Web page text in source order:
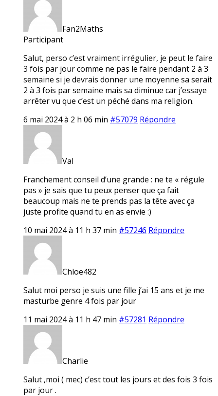
Fan2Maths
Participant
Salut, perso c’est vraiment irrégulier, je peut le faire
3 fois par jour comme ne pas le faire pendant 2 à 3
semaine si je devrais donner une moyenne sa serait
2 à 3 fois par semaine mais sa diminue car j’essaye
arrêter vu que c’est un péché dans ma religion.
6 mai 2024 à 2 h 06 min #57079 Répondre
Val
Franchement conseil d’une grande : ne te « régule
pas » je sais que tu peux penser que ça fait
beaucoup mais ne te prends pas la tête avec ça
juste profite quand tu en as envie :)
10 mai 2024 à 11 h 37 min #57246 Répondre
Chloe482
Salut moi perso je suis une fille j’ai 15 ans et je me
masturbe genre 4 fois par jour
11 mai 2024 à 11 h 47 min #57281 Répondre
Charlie
Salut ,moi ( mec) c’est tout les jours et des fois 3 fois
par jour .